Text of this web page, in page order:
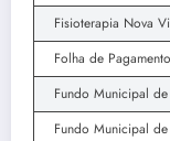
Fisioterapia Nova
Folha de
Fundo Municipal
Fundo Municipal